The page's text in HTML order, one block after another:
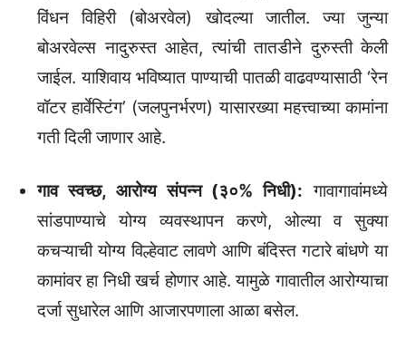
विंधन विहिरी (बोअरवेल) खोदल्या जातील. ज्या जुन्या
बोअरवेल्स नादुरुस्त आहेत, त्यांची तातडीने दुरुस्ती केली
जाईल. याशिवाय भविष्यात पाण्याची पातळी वाढवण्यासाठी ‘रेन
वॉटर हार्वेस्टिंग’ (जलपुनर्भरण) यासारख्या महत्त्वाच्या कामांना
गती दिली जाणार आहे.
गाव स्वच्छ, आरोग्य संपन्न (३०% निधी): गावागावांमध्ये
सांडपाण्याचे योग्य व्यवस्थापन करणे, ओल्या व सुक्या
कचऱ्याची योग्य विल्हेवाट लावणे आणि बंदिस्त गटारे बांधणे या
कामांवर हा निधी खर्च होणार आहे. यामुळे गावातील आरोग्याचा
दर्जा सुधारेल आणि आजारपणाला आळा बसेल.